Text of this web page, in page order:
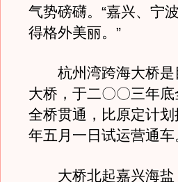
气势磅礴。“嘉兴、宁
得格外美丽。”
杭州湾跨海大桥是
大桥，于二〇〇三年
全桥贯通，比原定计
年五月一日试运营通车
大桥北起嘉兴海盐